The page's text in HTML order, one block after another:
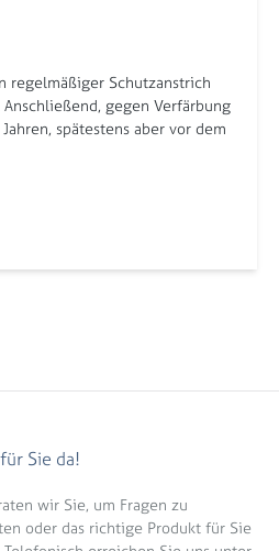
regelmäßiger Schutzanstrich
gegen Verfärbung
spätestens aber vor dem
Sie da!
wir Sie, um Fragen zu
oder das richtige Produkt für Sie